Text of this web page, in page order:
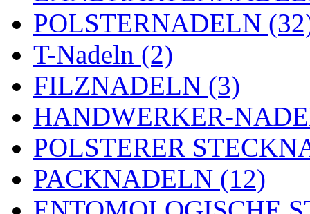
POLSTERNADELN
T-Nadeln (2)
FILZNADELN (3)
HANDWERKER-
POLSTERER
PACKNADELN (12)